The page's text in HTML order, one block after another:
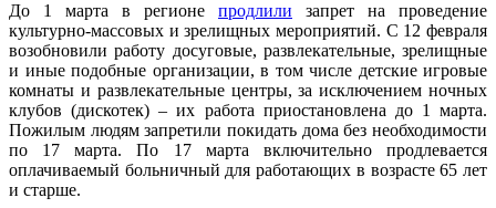
До 1 марта в регионе продлили запрет на проведение
культурно-массовых и зрелищных мероприятий. С 12 февраля
возобновили работу досуговые, развлекательные, зрелищные
и иные подобные организации, в том числе детские игровые
комнаты и развлекательные центры, за исключением ночных
клубов (дискотек) – их работа приостановлена до 1 марта.
Пожилым людям запретили покидать дома без необходимости
по 17 марта. По 17 марта включительно продлевается
оплачиваемый больничный для работающих в возрасте 65 лет
и старше.